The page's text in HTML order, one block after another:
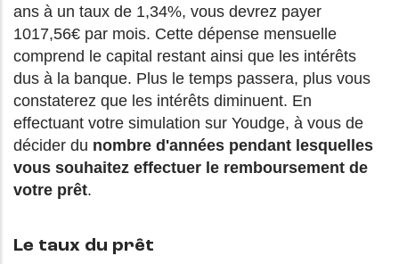
ans à un taux de 1,34%, vous devrez payer
1017,56€ par mois. Cette dépense mensuelle
comprend le capital restant ainsi que les intérêts
dus à la banque. Plus le temps passera, plus vous
constaterez que les intérêts diminuent. En
effectuant votre simulation sur Youdge, à vous de
décider du nombre d'années pendant lesquelles
vous souhaitez effectuer le remboursement de
votre prêt.
Le taux du prêt